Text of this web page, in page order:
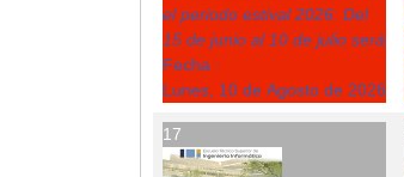
el periodo estival 2026: Del
15 de junio al 10 de julio será
Fecha :
Lunes, 10 de Agosto de 2026
17